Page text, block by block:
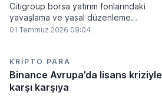
Citigroup borsa yatırım fonlarındaki
yavaşlama ve yasal düzenleme
beklentilerinin zayıflaması üzerine kripto
01 Temmuz 2026 09:04
KRIPTO PARA
Binance Avrupa’da lisans kriziyle
karşı karşıya